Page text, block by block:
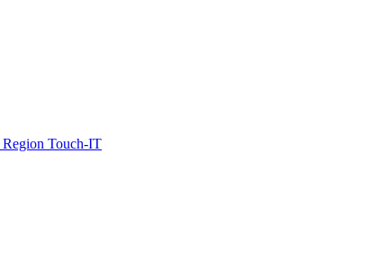
Region Touch-IT